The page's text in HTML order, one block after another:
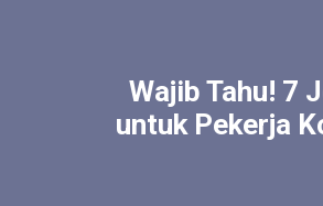
Wajib Tahu! 7
untuk Pekerja